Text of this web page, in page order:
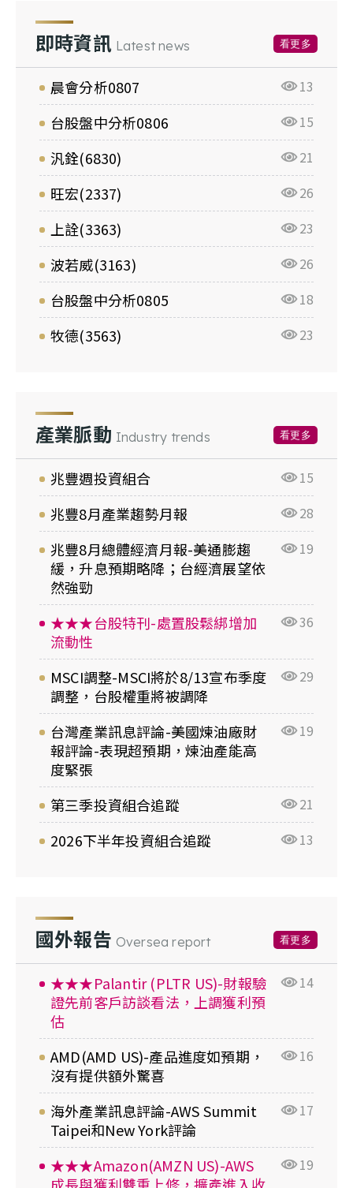
即時資訊 Latest news 看更多
晨會分析0807 13
台股盤中分析0806 15
汎銓(6830) 21
旺宏(2337) 26
上詮(3363) 23
波若威(3163) 26
台股盤中分析0805 18
牧德(3563) 23
產業脈動 Industry trends 看更多
兆豐週投資組合 15
兆豐8月產業趨勢月報 28
兆豐8月總體經濟月報-美通膨趨
緩，升息預期略降；台經濟展望依
然強勁
19
★★★台股特刊-處置股鬆綁增加
流動性
36
MSCI調整-MSCI將於8/13宣布季度
調整，台股權重將被調降
29
台灣產業訊息評論-美國煉油廠財
報評論-表現超預期，煉油產能高
度緊張
19
第三季投資組合追蹤 21
2026下半年投資組合追蹤 13
國外報告 Oversea report 看更多
★★★Palantir (PLTR US)-財報驗
證先前客戶訪談看法，上調獲利預
估
14
AMD(AMD US)-產品進度如預期，
沒有提供額外驚喜
16
海外產業訊息評論-AWS Summit
Taipei和New York評論
17
★★★Amazon(AMZN US)-AWS
19